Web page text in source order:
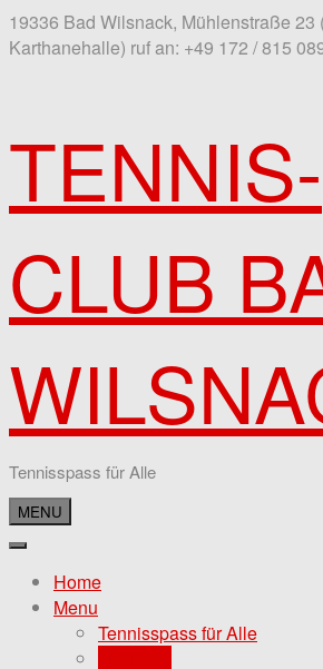
19336 Bad Wilsnack, Mühlenstraße 23
Karthanehalle) ruf an: +49 172 / 815
TENNIS-
CLUB
Tennisspass für Alle
MENU
Home
Menu
Tennisspass für Alle